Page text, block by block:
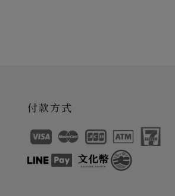
付款方式